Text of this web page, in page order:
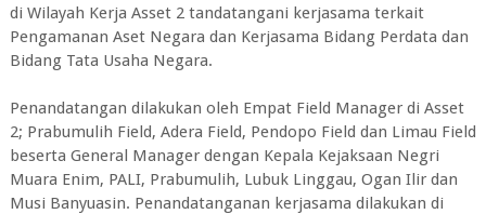
di Wilayah Kerja Asset 2 tandatangani kerjasama terkait
Pengamanan Aset Negara dan Kerjasama Bidang Perdata dan
Bidang Tata Usaha Negara.
Penandatangan dilakukan oleh Empat Field Manager di Asset
2; Prabumulih Field, Adera Field, Pendopo Field dan Limau Field
beserta General Manager dengan Kepala Kejaksaan Negri
Muara Enim, PALI, Prabumulih, Lubuk Linggau, Ogan Ilir dan
Musi Banyuasin. Penandatanganan kerjasama dilakukan di